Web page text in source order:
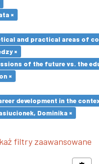
×
and practical areas of
×
of the future vs. the
×
development in the
Dominika ×
filtry zaawansowane